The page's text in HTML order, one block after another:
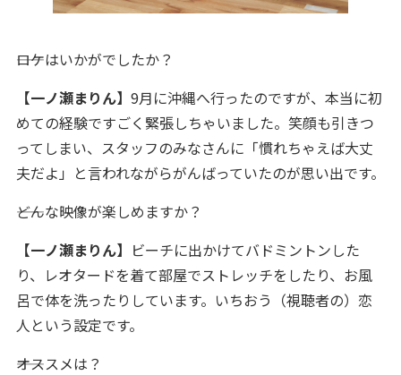
――ロケはいかがでしたか？
【一ノ瀬まりん】 9月に沖縄へ行ったのですが、本当に初
めての経験ですごく緊張しちゃいました。笑顔も引きつ
ってしまい、スタッフのみなさんに「慣れちゃえば大丈
夫だよ」と言われながらがんばっていたのが思い出です。
――どんな映像が楽しめますか？
【一ノ瀬まりん】 ビーチに出かけてバドミントンした
り、レオタードを着て部屋でストレッチをしたり、お風
呂で体を洗ったりしています。いちおう（視聴者の）恋
人という設定です。
――オススメは？